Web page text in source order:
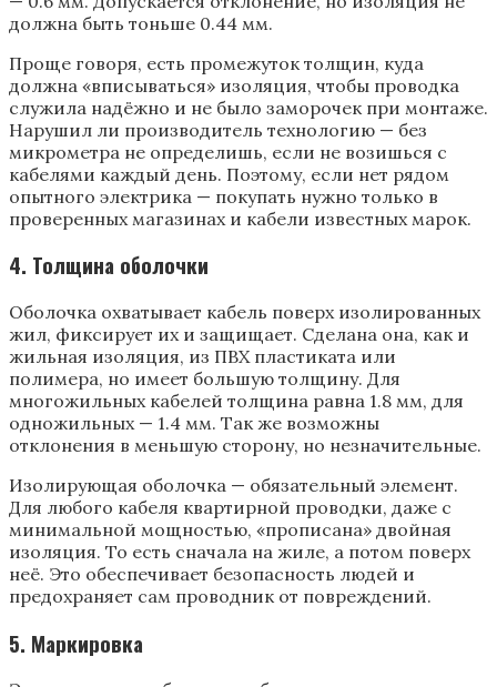
должна быть тоньше 0.44 мм.
Проще говоря, есть промежуток толщин, куда
должна «вписываться» изоляция, чтобы проводка
служила надёжно и не было заморочек при монтаже.
Нарушил ли производитель технологию — без
микрометра не определишь, если не возишься с
кабелями каждый день. Поэтому, если нет рядом
опытного электрика — покупать нужно только в
проверенных магазинах и кабели известных марок.
4. Толщина оболочки
Оболочка охватывает кабель поверх изолированных
жил, фиксирует их и защищает. Сделана она, как и
жильная изоляция, из ПВХ пластиката или
полимера, но имеет большую толщину. Для
многожильных кабелей толщина равна 1.8 мм, для
одножильных — 1.4 мм. Так же возможны
отклонения в меньшую сторону, но незначительные.
Изолирующая оболочка — обязательный элемент.
Для любого кабеля квартирной проводки, даже с
минимальной мощностью, «прописана» двойная
изоляция. То есть сначала на жиле, а потом поверх
неё. Это обеспечивает безопасность людей и
предохраняет сам проводник от повреждений.
5. Маркировка